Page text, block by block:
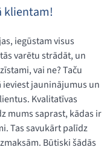
klientam!
iegūstam visus
varētu strādāt, un
vai ne? Taču
ieviest jauninājumus un
Kvalitatīvas
mums saprast, kādas ir
Tas savukārt palīdz
Būtiski šādās